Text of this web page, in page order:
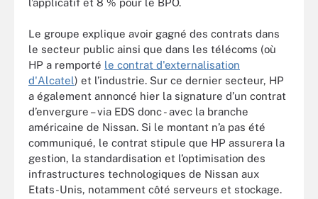
Le groupe explique avoir gagné des contrats dans
le secteur public ainsi que dans les télécoms (où
HP a remporté le contrat d'externalisation
d'Alcatel) et l’industrie. Sur ce dernier secteur, HP
a également annoncé hier la signature d’un contrat
d’envergure – via EDS donc - avec la branche
américaine de Nissan. Si le montant n’a pas été
communiqué, le contrat stipule que HP assurera la
gestion, la standardisation et l’optimisation des
infrastructures technologiques de Nissan aux
Etats-Unis, notamment côté serveurs et stockage.